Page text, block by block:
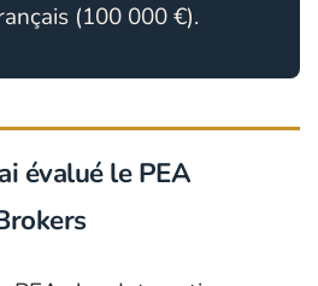
(100 000 €).
évalué le PEA